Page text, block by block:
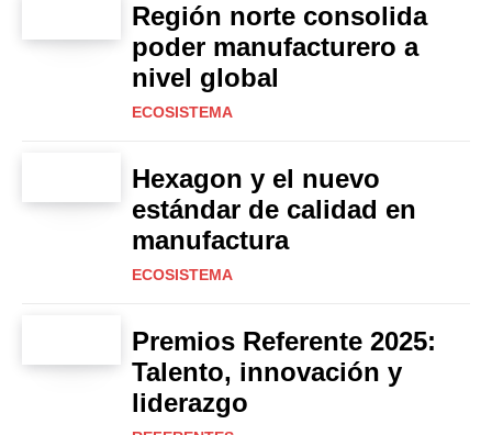
Región norte consolida
poder manufacturero a
nivel global
ECOSISTEMA
Hexagon y el nuevo
estándar de calidad en
manufactura
ECOSISTEMA
Premios Referente 2025:
Talento, innovación y
liderazgo